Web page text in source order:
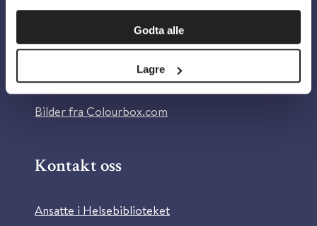
Godta alle
Lagre
Om Helsebiblioteket
Personvern og informasjonskapsler
Tilgjengelighetserklæring
Information in English
Bilder fra Colourbox.com
Kontakt oss
Ansatte i Helsebiblioteket